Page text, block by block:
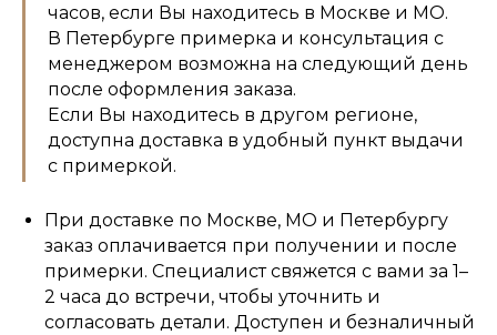
часов, если Вы находитесь в Москве и МО.
В Петербурге примерка и консультация с
менеджером возможна на следующий день
после оформления заказа.
Если Вы находитесь в другом регионе,
доступна доставка в удобный пункт выдачи
с примеркой.
При доставке по Москве, МО и Петербургу
заказ оплачивается при получении и после
примерки. Специалист свяжется с вами за 1–
2 часа до встречи, чтобы уточнить и
согласовать детали. Доступен и безналичный